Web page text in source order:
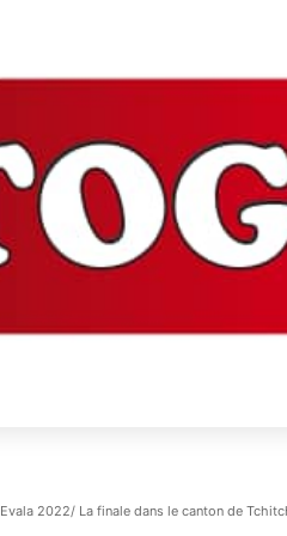
Evala 2022/ La finale dans le canton de